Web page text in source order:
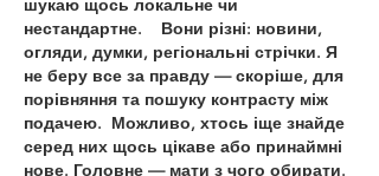
шукаю щось локальне чи
нестандартне.    Вони різні: новини,
огляди, думки, регіональні стрічки. Я
не беру все за правду — скоріше, для
порівняння та пошуку контрасту між
подачею.  Можливо, хтось іще знайде
серед них щось цікаве або принаймні
нове. Головне — мати з чого обирати.